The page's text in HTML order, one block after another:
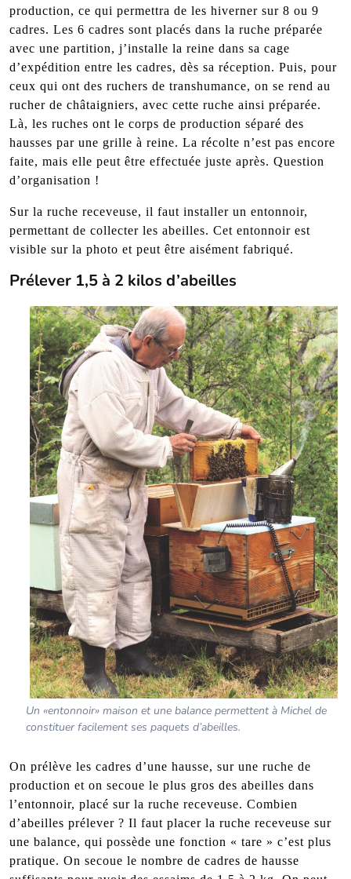
production, ce qui permettra de les hiverner sur 8 ou 9
cadres. Les 6 cadres sont placés dans la ruche préparée
avec une partition, j’installe la reine dans sa cage
d’expédition entre les cadres, dès sa réception. Puis, pour
ceux qui ont des ruchers de transhumance, on se rend au
rucher de châtaigniers, avec cette ruche ainsi préparée.
Là, les ruches ont le corps de production séparé des
hausses par une grille à reine. La récolte n’est pas encore
faite, mais elle peut être effectuée juste après. Question
d’organisation !
Sur la ruche receveuse, il faut installer un entonnoir,
permettant de collecter les abeilles. Cet entonnoir est
visible sur la photo et peut être aisément fabriqué.
Prélever 1,5 à 2 kilos d’abeilles
Un «entonnoir» maison et une balance permettent à Michel de
constituer facilement ses paquets d’abeilles.
On prélève les cadres d’une hausse, sur une ruche de
production et on secoue le plus gros des abeilles dans
l’entonnoir, placé sur la ruche receveuse. Combien
d’abeilles prélever ? Il faut placer la ruche receveuse sur
une balance, qui possède une fonction « tare » c’est plus
pratique. On secoue le nombre de cadres de hausse